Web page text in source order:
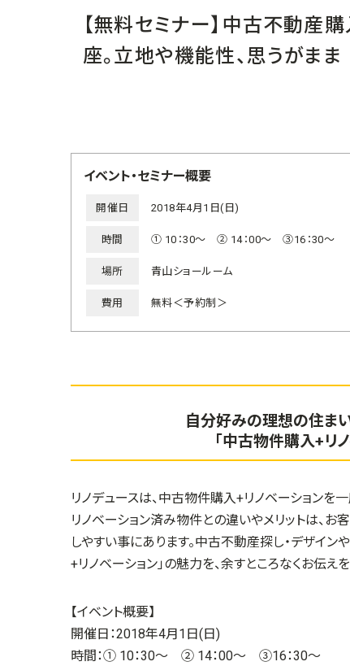
【無料セミナー】中古不動産
座。立地や機能性、思うがまま
イベント・セミナー概要
開催日 2018年4月1日(日)
時間 ① 10：30～ ② 14：00～ ③16：30～
場所 青山ショールーム
費用 無料＜予約制＞
自分好みの理想の住ま
「中古物件購入+リ
リノデュースは、中古物件購入+リノベーションを
リノベーション済み物件との違いやメリットは、
しやすい事にあります。中古不動産探し・デザイ
+リノベーション」の魅力を、余すところなくお伝え
【イベント概要】
開催日：2018年4月1日(日)
時間：① 10：30～ ② 14：00～ ③16：30～